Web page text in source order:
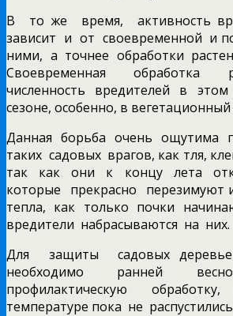
В то же время, активность
зависит и от своевременной и
ними, а точнее обработки
Своевременная обработка
численность вредителей в
сезоне, особенно, в
Данная борьба очень ощутима
таких садовых врагов, как тля,
так как они к концу лета
которые прекрасно перезимуют
тепла, как только почки
вредители набрасываются на них.
Для защиты садовых
необходимо ранней
профилактическую
температуре пока не